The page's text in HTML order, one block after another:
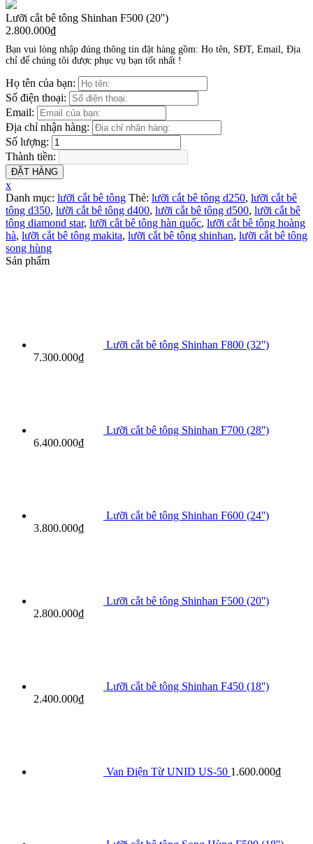
Lưỡi cắt bê tông Shinhan F500 (20'')
2.800.000₫
Bạn vui lòng nhập đúng thông tin đặt hàng gồm: Họ tên, SĐT, Email, Địa
chỉ để chúng tôi được phục vụ bạn tốt nhất !
Họ tên của bạn:
Số điện thoại:
Email:
Địa chỉ nhận hàng:
Số lượng:
Thành tiền:
ĐẶT HÀNG
x
Danh mục: lưỡi cắt bê tông Thẻ: lưỡi cắt bê tông d250, lưỡi cắt bê
tông d350, lưỡi cắt bê tông d400, lưỡi cắt bê tông d500, lưỡi cắt bê
tông diamond star, lưỡi cắt bê tông hàn quốc, lưỡi cắt bê tông hoàng
hà, lưỡi cắt bê tông makita, lưỡi cắt bê tông shinhan, lưỡi cắt bê tông
song hùng
Sản phẩm
Lưỡi cắt bê tông Shinhan F800 (32'')
7.300.000₫
Lưỡi cắt bê tông Shinhan F700 (28'')
6.400.000₫
Lưỡi cắt bê tông Shinhan F600 (24'')
3.800.000₫
Lưỡi cắt bê tông Shinhan F500 (20'')
2.800.000₫
Lưỡi cắt bê tông Shinhan F450 (18'')
2.400.000₫
Van Điện Từ UNID US-50 1.600.000₫